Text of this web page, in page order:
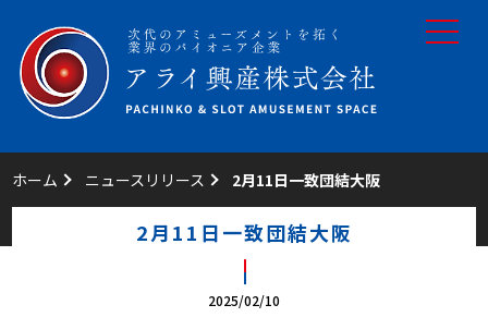
toggle
ホーム ニュースリリース 2月11日一致団結大阪
2月11日一致団結大阪
2025/02/10